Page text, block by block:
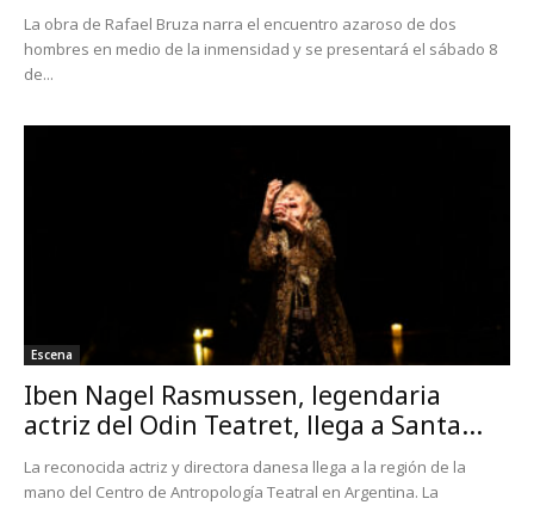
La obra de Rafael Bruza narra el encuentro azaroso de dos
hombres en medio de la inmensidad y se presentará el sábado 8
de...
Escena
Iben Nagel Rasmussen, legendaria
actriz del Odin Teatret, llega a Santa...
La reconocida actriz y directora danesa llega a la región de la
mano del Centro de Antropología Teatral en Argentina. La